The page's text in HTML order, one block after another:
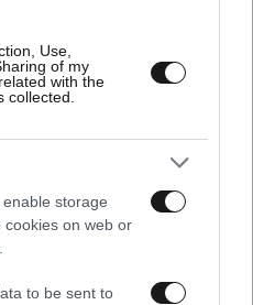
Use,
of my
with the
collected.
storage
cookies on web or
to be sent to
γυναίκα στο hot spot